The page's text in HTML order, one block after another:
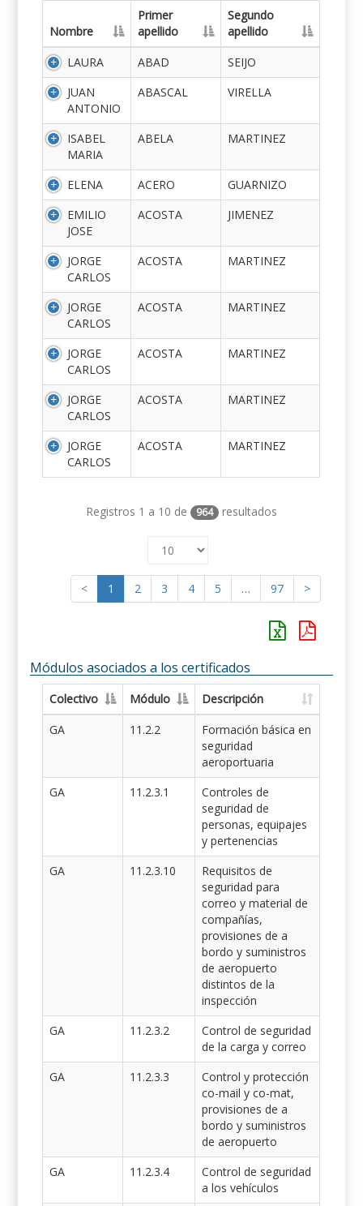
Nombre
Primer
apellido
Segundo
apellido
LAURA
ABAD
SEIJO
JUAN
ANTONIO
ABASCAL VIRELLA
ISABEL
MARIA
ABELA MARTINEZ
ELENA ACERO
GUARNIZO
EMILIO
JOSE
ACOSTA JIMENEZ
JORGE
CARLOS
ACOSTA MARTINEZ
JORGE
CARLOS
ACOSTA MARTINEZ
JORGE
CARLOS
ACOSTA MARTINEZ
JORGE
CARLOS
ACOSTA MARTINEZ
JORGE
CARLOS
ACOSTA MARTINEZ
Registros 1 a 10 de 964 resultados
< 1 2 3 4 5 … 97 >
Módulos asociados a los certificados
Colectivo Módulo
Descripción
GA
11.2.2
Formación básica en
seguridad
aeroportuaria
GA
11.2.3.1
Controles de
seguridad de
personas, equipajes
y pertenencias
GA
11.2.3.10
Requisitos de
seguridad para
correo y material de
compañías,
provisiones de a
bordo y suministros
de aeropuerto
distintos de la
inspección
GA
11.2.3.2
Control de seguridad
de la carga y correo
GA
11.2.3.3
Control y protección
co-mail y co-mat,
provisiones de a
bordo y suministros
de aeropuerto
GA
11.2.3.4
Control de seguridad
a los vehículos